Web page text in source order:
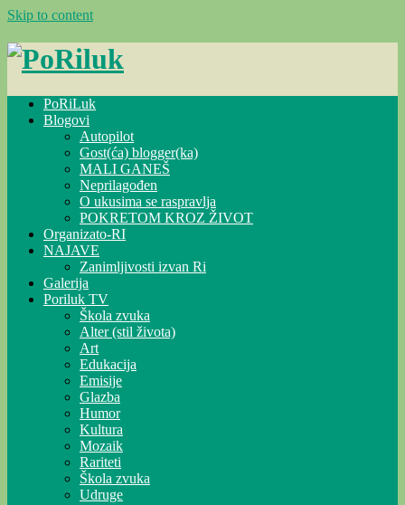
Skip to content
PoRiLuk
Blogovi
Autopilot
Gost(ća) blogger(ka)
MALI GANEŠ
Neprilagođen
O ukusima se raspravlja
POKRETOM KROZ ŽIVOT
Organizato-RI
NAJAVE
Zanimljivosti izvan Ri
Galerija
Poriluk TV
Škola zvuka
Alter (stil života)
Art
Edukacija
Emisije
Glazba
Humor
Kultura
Mozaik
Rariteti
Škola zvuka
Udruge